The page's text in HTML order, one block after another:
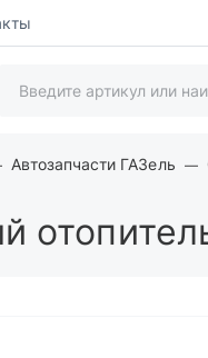
Автозапчасти ГАЗель